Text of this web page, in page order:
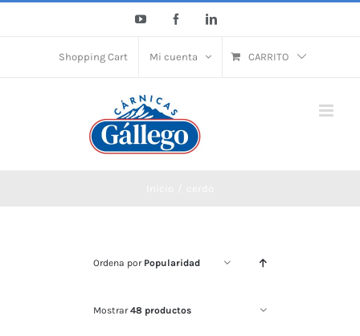
YouTube FacebookLinkedIn
Shopping Cart Mi cuenta CARRITO
Ordena por Popularidad
Mostrar48 productos